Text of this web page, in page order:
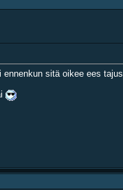
sitä oikee ees tajus